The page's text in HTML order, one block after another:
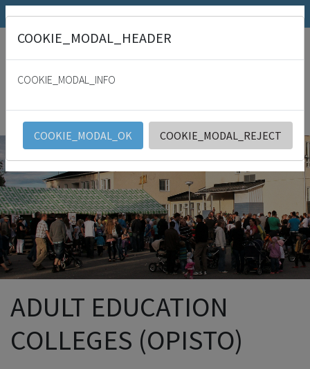
SRK.fi Julkaisumyymälä Päivämies
For with thee is the fountain of life: in thy light shall we see light. Psalm
36:9
SRK
English
ADULT EDUCATION
COLLEGES (OPISTO)
COOKIE_MODAL_HEADER
COOKIE_MODAL_INFO
COOKIE_MODAL_OK COOKIE_MODAL_REJECT